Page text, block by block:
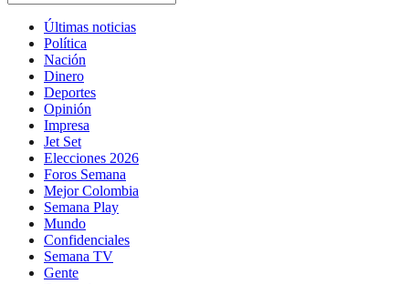
Últimas noticias
Política
Nación
Dinero
Deportes
Opinión
Impresa
Jet Set
Elecciones 2026
Foros Semana
Mejor Colombia
Semana Play
Mundo
Confidenciales
Semana TV
Gente